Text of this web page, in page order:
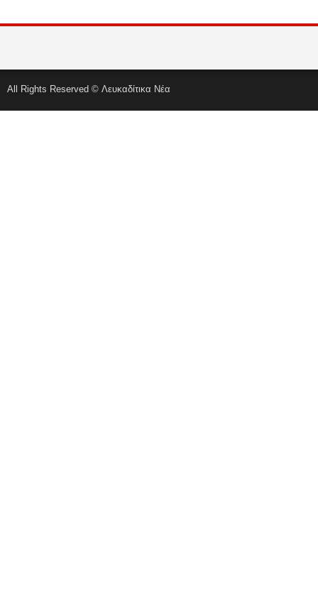
All Rights Reserved © Λευκαδίτικα Νέα